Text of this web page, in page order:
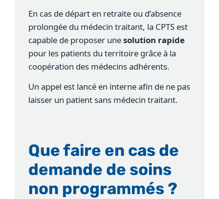
En cas de départ en retraite ou d’absence
prolongée du médecin traitant, la CPTS est
capable de proposer unesolution rapide
pour les patients du territoire grâce à la
coopération des médecins adhérents.
Un appel est lancé en interne afin de ne pas
laisser un patient sans médecin traitant.
Que faire en cas de
demande de soins
non programmés ?